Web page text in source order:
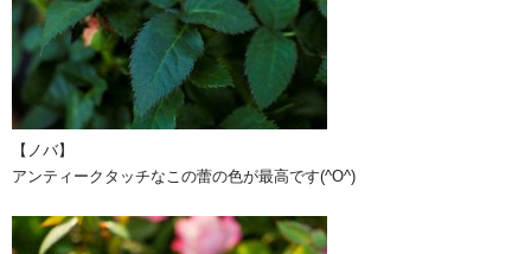
【ノバ】
アンティークタッチなこの蕾の色が最高です(^O^)